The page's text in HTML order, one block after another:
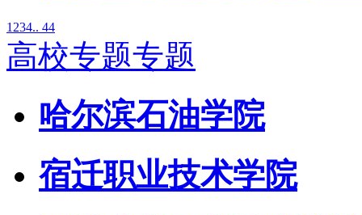
1 234.. 44
高校专题专题
哈尔滨石油学院
宿迁职业技术学院